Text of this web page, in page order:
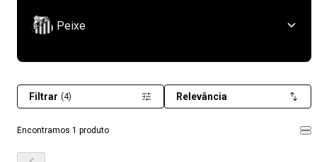
Peixe
Encontramos 1 produto
Filtrar (4) Relevância